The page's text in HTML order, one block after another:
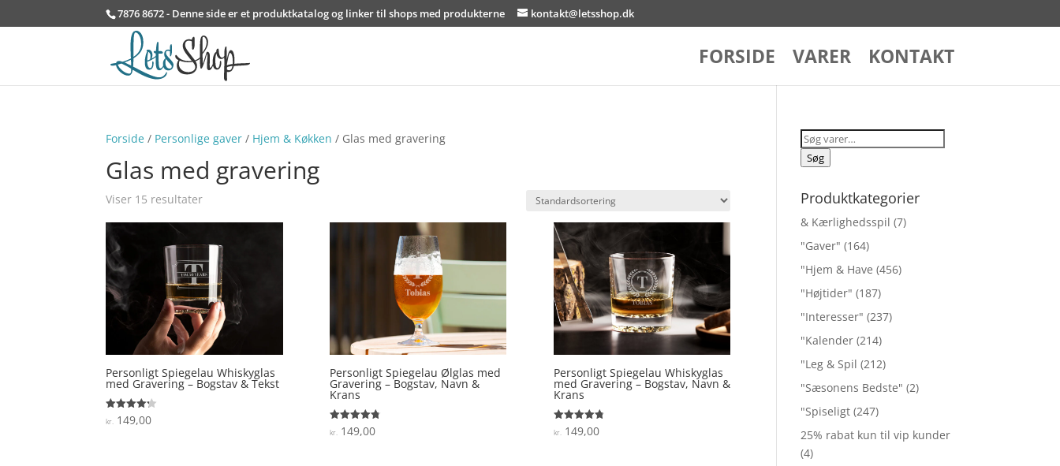
7876 8672 - Denne side er et produktkatalog og linker til shops med produkterne kontakt@letsshop.dk
FORSIDE VARER KONTAKT
Forside / Personlige gaver / Hjem & Køkken / Glas med gravering
Glas med gravering
Viser 15 resultater
Personligt Spiegelau Whiskyglas
med Gravering – Bogstav & Tekst
Vurderet
4.2
kr. 149,00
Personligt Spiegelau Ølglas med
Gravering – Bogstav, Navn &
Krans
Vurderet
4.8
kr.149,00
Personligt Spiegelau Whiskyglas
med Gravering – Bogstav, Navn &
Krans
Vurderet
4.8
kr.149,00
Søg
efter:
Søg
Produktkategorier
& Kærlighedsspil (7)
"Gaver" (164)
"Hjem & Have (456)
"Højtider" (187)
"Interesser" (237)
"Kalender (214)
"Leg & Spil (212)
"Sæsonens Bedste" (2)
"Spiseligt (247)
25% rabat kun til vip kunder
(4)